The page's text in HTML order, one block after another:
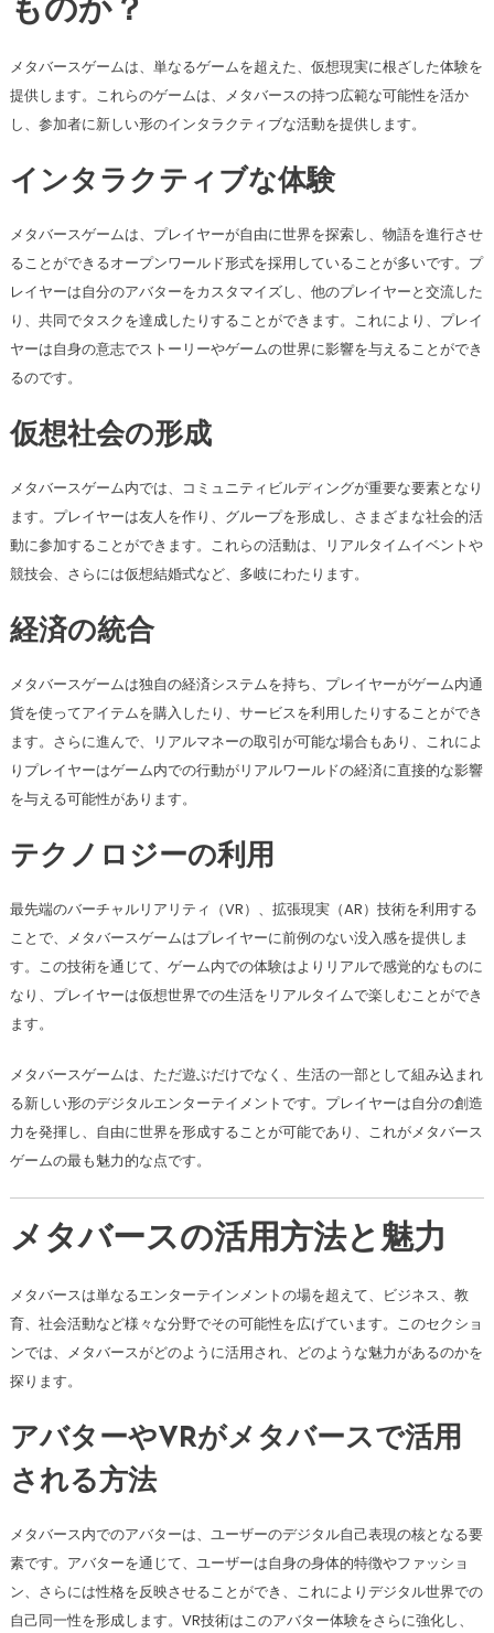
ものか？
メタバースゲームは、単なるゲームを超えた、仮想現実に根ざした体験を
提供します。これらのゲームは、メタバースの持つ広範な可能性を活か
し、参加者に新しい形のインタラクティブな活動を提供します。
インタラクティブな体験
メタバースゲームは、プレイヤーが自由に世界を探索し、物語を進行させ
ることができるオープンワールド形式を採用していることが多いです。プ
レイヤーは自分のアバターをカスタマイズし、他のプレイヤーと交流した
り、共同でタスクを達成したりすることができます。これにより、プレイ
ヤーは自身の意志でストーリーやゲームの世界に影響を与えることができ
るのです。
仮想社会の形成
メタバースゲーム内では、コミュニティビルディングが重要な要素となり
ます。プレイヤーは友人を作り、グループを形成し、さまざまな社会的活
動に参加することができます。これらの活動は、リアルタイムイベントや
競技会、さらには仮想結婚式など、多岐にわたります。
経済の統合
メタバースゲームは独自の経済システムを持ち、プレイヤーがゲーム内通
貨を使ってアイテムを購入したり、サービスを利用したりすることができ
ます。さらに進んで、リアルマネーの取引が可能な場合もあり、これによ
りプレイヤーはゲーム内での行動がリアルワールドの経済に直接的な影響
を与える可能性があります。
テクノロジーの利用
最先端のバーチャルリアリティ（VR）、拡張現実（AR）技術を利用する
ことで、メタバースゲームはプレイヤーに前例のない没入感を提供しま
す。この技術を通じて、ゲーム内での体験はよりリアルで感覚的なものに
なり、プレイヤーは仮想世界での生活をリアルタイムで楽しむことができ
ます。
メタバースゲームは、ただ遊ぶだけでなく、生活の一部として組み込まれ
る新しい形のデジタルエンターテイメントです。プレイヤーは自分の創造
力を発揮し、自由に世界を形成することが可能であり、これがメタバース
ゲームの最も魅力的な点です。
メタバースの活用方法と魅力
メタバースは単なるエンターテインメントの場を超えて、ビジネス、教
育、社会活動など様々な分野でその可能性を広げています。このセクショ
ンでは、メタバースがどのように活用され、どのような魅力があるのかを
探ります。
アバターやVRがメタバースで活用
される方法
メタバース内でのアバターは、ユーザーのデジタル自己表現の核となる要
素です。アバターを通じて、ユーザーは自身の身体的特徴やファッショ
ン、さらには性格を反映させることができ、これによりデジタル世界での
自己同一性を形成します。VR技術はこのアバター体験をさらに強化し、